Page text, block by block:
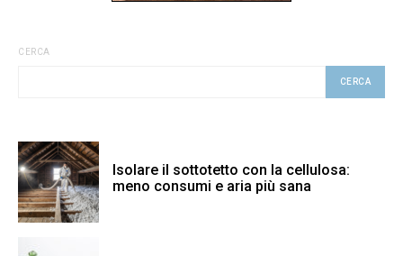
CERCA
CERCA
Isolare il sottotetto con la cellulosa:
meno consumi e aria più sana